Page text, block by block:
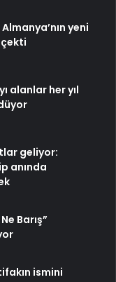
yeni
alanlar her yıl
geliyor:
anında
Barış”
ismini